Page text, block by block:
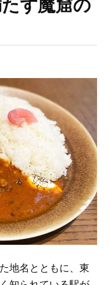
す魔窟の
地名とともに、東